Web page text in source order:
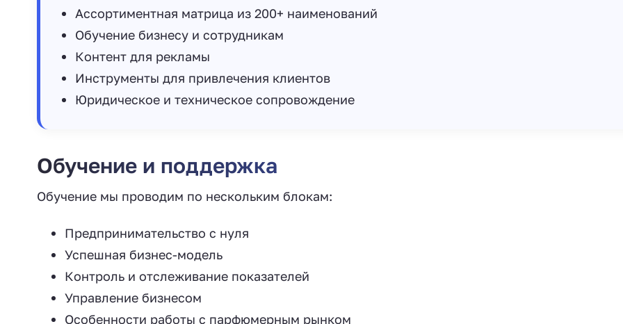
Ассортиментная матрица из 200+ наименований
Обучение бизнесу и сотрудникам
Контент для рекламы
Инструменты для привлечения клиентов
Юридическое и техническое сопровождение
Обучение и поддержка
Обучение мы проводим по нескольким блокам:
Предпринимательство с нуля
Успешная бизнес-модель
Контроль и отслеживание показателей
Управление бизнесом
Особенности работы с парфюмерным рынком